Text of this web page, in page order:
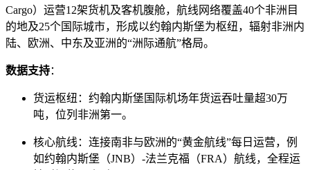
Cargo）运营12架货机及客机腹舱，航线网络覆盖40个非洲目
的地及25个国际城市，形成以约翰内斯堡为枢纽，辐射非洲内
陆、欧洲、中东及亚洲的“洲际通航”格局。
数据支持：
货运枢纽：约翰内斯堡国际机场年货运吞吐量超30万
吨，位列非洲第一。
核心航线：连接南非与欧洲的“黄金航线”每日运营，例
如约翰内斯堡（JNB）-法兰克福（FRA）航线，全程运